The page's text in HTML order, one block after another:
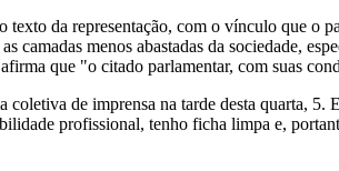
da representação, com o vínculo que
camadas menos abastadas da sociedade,
que "o citado parlamentar, com suas
de imprensa na tarde desta quarta, 5.
profissional, tenho ficha limpa e,